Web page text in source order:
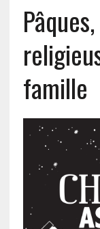
famille